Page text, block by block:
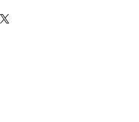
Assim que seu